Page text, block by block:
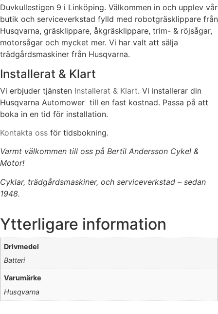
Duvkullestigen 9 i Linköping. Välkommen in och upplev vår
butik och serviceverkstad fylld med robotgräsklippare från
Husqvarna, gräsklippare, åkgräsklippare, trim- & röjsågar,
motorsågar och mycket mer. Vi har valt att sälja
trädgårdsmaskiner från Husqvarna.
Installerat & Klart
Vi erbjuder tjänsten Installerat & Klart. Vi installerar din
Husqvarna Automower till en fast kostnad. Passa på att
boka in en tid för installation.
Kontakta oss för tidsbokning.
Varmt välkommen till oss på Bertil Andersson Cykel &
Motor!
Cyklar, trädgårdsmaskiner, och serviceverkstad – sedan
1948.
Ytterligare information
Drivmedel
Batteri
Varumärke
Husqvarna